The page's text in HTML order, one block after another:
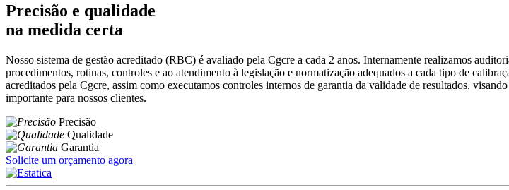
Precisão e qualidade
na medida certa
Nosso sistema de gestão acreditado (RBC) é avaliado pela Cgcre a cada 2 anos. Internamente realizamos
procedimentos, rotinas, controles e ao atendimento à legislação e normatização adequados a cada tipo de
acreditados pela Cgcre, assim como executamos controles internos de garantia da validade de resultados,
importante para nossos clientes.
Precisão
Qualidade
Garantia
Solicite um orçamento agora